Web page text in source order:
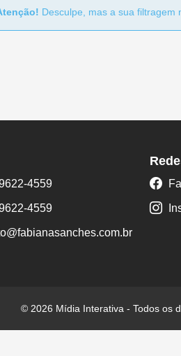
Desculpe, mas a sua filtragem
4559
4559
© 2026 Mídia Interativa - Todos os